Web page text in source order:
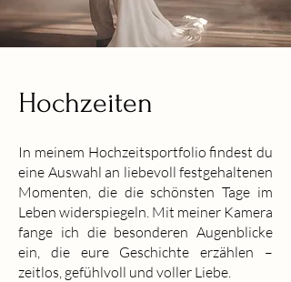
Hochzeiten
In meinem Hochzeitsportfolio findest du
eine Auswahl an liebevoll festgehaltenen
Momenten, die die schönsten Tage im
Leben widerspiegeln. Mit meiner Kamera
fange ich die besonderen Augenblicke
ein, die eure Geschichte erzählen –
zeitlos, gefühlvoll und voller Liebe.